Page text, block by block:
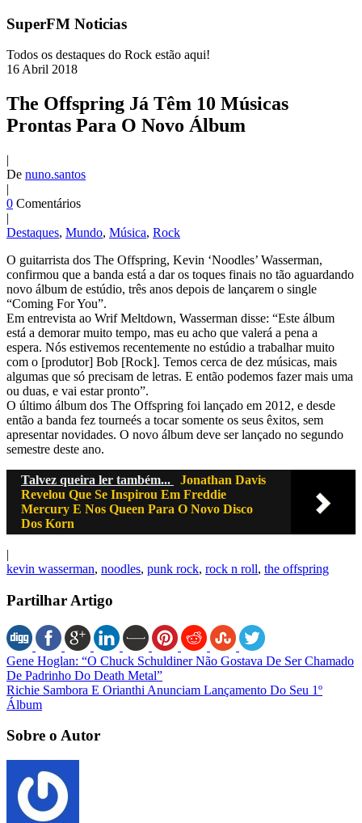
SuperFM Noticias
Todos os destaques do Rock estão aqui!
16Abril 2018
The Offspring Já Têm 10 Músicas
Prontas Para O Novo Álbum
|
De nuno.santos
|
0 Comentários
|
Destaques, Mundo, Música, Rock
O guitarrista dos The Offspring, Kevin ‘Noodles’ Wasserman,
confirmou que a banda está a dar os toques finais no tão aguardando
novo álbum de estúdio, três anos depois de lançarem o single
“Coming For You”.
Em entrevista ao Wrif Meltdown, Wasserman disse: “Este álbum
está a demorar muito tempo, mas eu acho que valerá a pena a
espera. Nós estivemos recentemente no estúdio a trabalhar muito
com o [produtor] Bob [Rock]. Temos cerca de dez músicas, mais
algumas que só precisam de letras. E então podemos fazer mais uma
ou duas, e vai estar pronto”.
O último álbum dos The Offspring foi lançado em 2012, e desde
então a banda fez tourneés a tocar somente os seus êxitos, sem
apresentar novidades. O novo álbum deve ser lançado no segundo
semestre deste ano.
Talvez queira ler também...
Jonathan Davis
Revelou Que Se Inspirou Em Freddie
Mercury E Nos Queen Para O Novo Disco
Dos Korn
|
kevin wasserman, noodles, punk rock, rock n roll, the offspring
Partilhar Artigo
Gene Hoglan: “O Chuck Schuldiner Não Gostava De Ser Chamado
De Padrinho Do Death Metal”
Richie Sambora E Orianthi Anunciam Lançamento Do Seu 1º
Álbum
Sobre o Autor